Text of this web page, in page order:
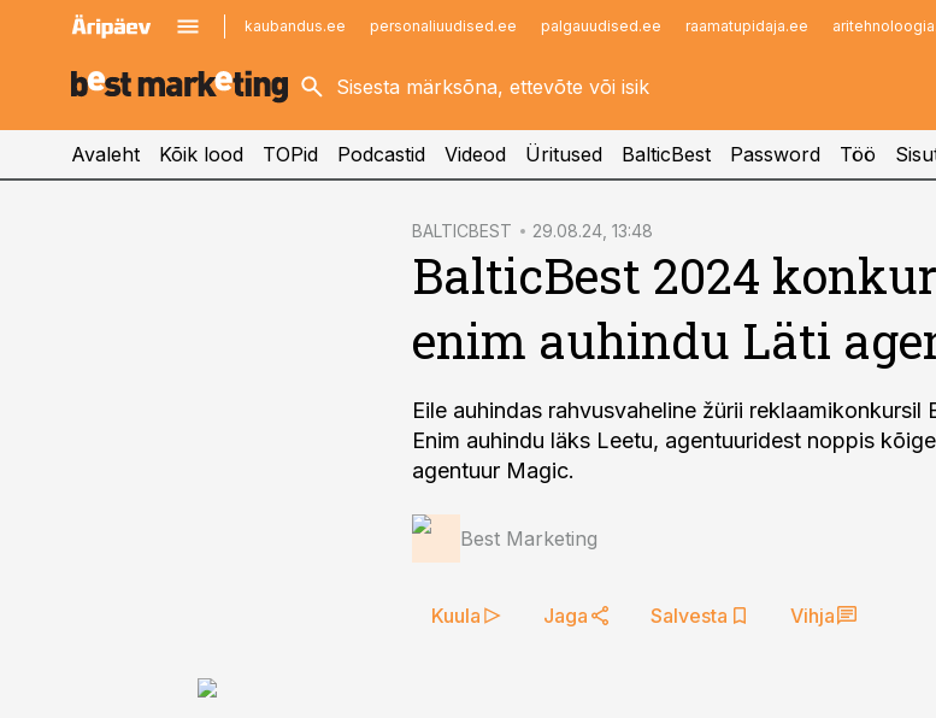
kaubandus.ee personaliuudised.ee palgauudised.ee raamatupidaja.ee
kinnisvarauudised.ee
logistikauudised.ee
imelineajalugu.ee
Infopank
Avaleht Kõik lood TOPid Podcastid Videod Üritused BalticBest Password Töö
BALTICBEST 29.08.24, 13:48
BalticBest 2024
enim auhindu Läti
Eile auhindas rahvusvaheline žürii reklaamikonkursil
Enim auhindu läks Leetu, agentuuridest noppis
agentuur Magic.
Best Marketing
Kuula Jaga Salvesta Vihja